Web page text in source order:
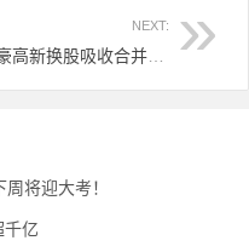
NEXT:
冠豪高新换股吸收合并佛山华新包装股份有限公司并募集配套资金不超过5亿元
将迎大考！
千亿